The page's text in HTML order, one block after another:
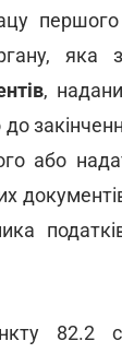
яка
,
або
82.2